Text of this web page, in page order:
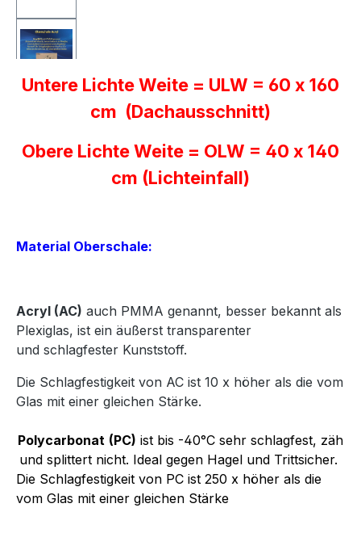
Untere Lichte Weite = ULW = 60 x 160
cm (Dachausschnitt)
Obere Lichte Weite = OLW = 40 x 140
cm (Lichteinfall)
Material Oberschale:
Acryl (AC) auch PMMA genannt, besser bekannt als
Plexiglas, ist ein äußerst transparenter
und schlagfester Kunststoff.
Die Schlagfestigkeit von AC ist 10 x höher als die vom
Glas mit einer gleichen Stärke.
Polycarbonat (PC) ist bis -40°C sehr schlagfest, zäh
und splittert nicht. Ideal gegen Hagel und Trittsicher.
Die Schlagfestigkeit von PC ist 250 x höher als die
vom Glas mit einer gleichen Stärke